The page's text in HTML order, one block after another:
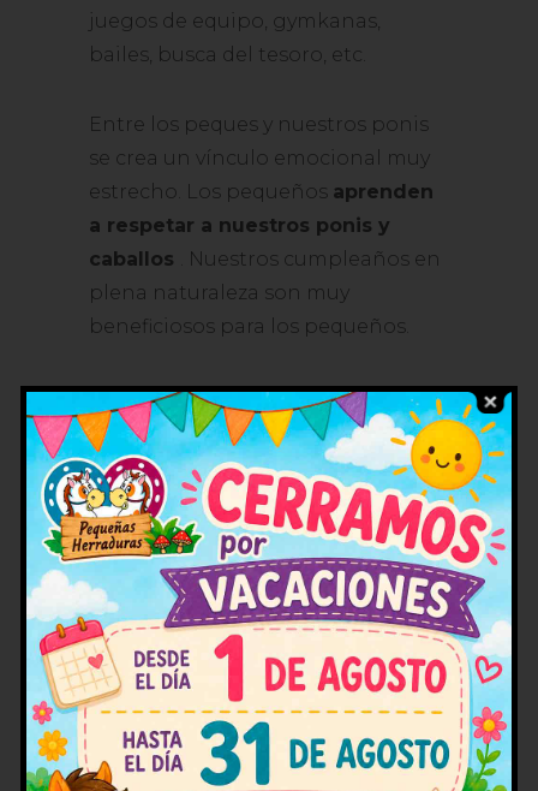
juegos de equipo, gymkanas,
bailes, busca del tesoro, etc.
Entre los peques y nuestros ponis
se crea un vínculo emocional muy
estrecho. Los pequeños aprenden
a respetar a nuestros ponis y
caballos
. Nuestros cumpleaños en
plena naturaleza son muy
beneficiosos para los pequeños.
Nuestra finca cuenta con las
mejores instalaciones, se
encuentran verdaderamente bien
equipadas. Aparte de esto,tanto
nuestros ponis como nuestros
caballos están verdaderamente
bien cuidados y atendidos por
nuestros trabajadores.